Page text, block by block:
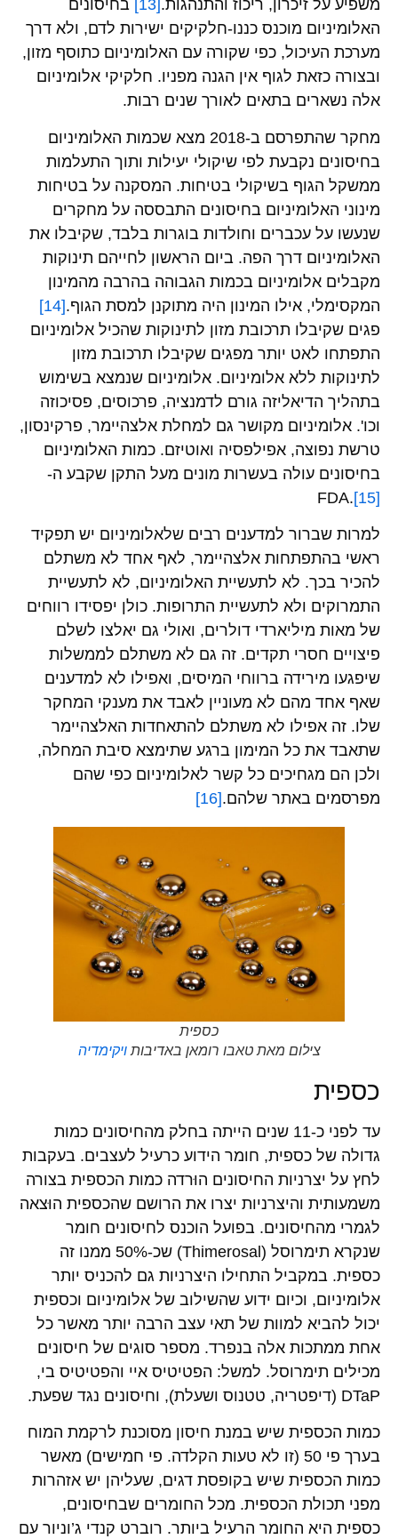
משפיע על זיכרון, ריכוז והתנהגות.
בחיסונים
האלומיניום מוכנס כננו-חלקיקים ישירות לדם, ולא דרך
מערכת העיכול, כפי שקורה עם האלומיניום כתוסף מזון,
ובצורה כזאת לגוף אין הגנה מפניו. חלקיקי אלומיניום
אלה נשארים בתאים לאורך שנים רבות.
מחקר שהתפרסם ב-2018 מצא שכמות האלומיניום
בחיסונים נקבעת לפי שיקולי יעילות ותוך התעלמות
ממשקל הגוף בשיקולי בטיחות. המסקנה על בטיחות
מינוני האלומיניום בחיסונים התבססה על מחקרים
שנעשו על עכברים וחולדות בוגרות בלבד, שקיבלו את
האלומיניום דרך הפה. ביום הראשון לחייהם תינוקות
מקבלים אלומיניום בכמות הגבוהה בהרבה מהמינון
המקסימלי, אילו המינון היה מתוקנן למסת הגוף.[14]
פגים שקיבלו תרכובת מזון לתינוקות שהכיל אלומיניום
התפתחו לאט יותר מפגים שקיבלו תרכובת מזון
לתינוקות ללא אלומיניום. אלומיניום שנמצא בשימוש
בתהליך הדיאליזה גורם לדמנציה, פרכוסים, פסיכוזה
וכו'. אלומיניום מקושר גם למחלת אלצהיימר, פרקינסון,
טרשת נפוצה, אפילפסיה ואוטיזם. כמות האלומיניום
בחיסונים עולה בעשרות מונים מעל התקן שקבע ה-
FDA.[15]
למרות שברור למדענים רבים שלאלומיניום יש תפקיד
ראשי בהתפתחות אלצהיימר, לאף אחד לא משתלם
להכיר בכך. לא לתעשיית האלומיניום, לא לתעשיית
התמרוקים ולא לתעשיית התרופות. כולן יפסידו רווחים
של מאות מיליארדי דולרים, ואולי גם יאלצו לשלם
פיצויים חסרי תקדים. זה גם לא משתלם לממשלות
שיפגעו מירידה ברווחי המיסים, ואפילו לא למדענים
שאף אחד מהם לא מעוניין לאבד את מענקי המחקר
שלו. זה אפילו לא משתלם להתאחדות האלצהיימר
שתאבד את כל המימון ברגע שתימצא סיבת המחלה,
ולכן הם מגחיכים כל קשר לאלומיניום כפי שהם
מפרסמים באתר שלהם.[16]
כספית
צילום מאת טאבו רומאן באדיבותויקימדיה
כספית
עד לפני כ-11 שנים הייתה בחלק מהחיסונים כמות
גדולה של כספית, חומר הידוע כרעיל לעצבים. בעקבות
לחץ על יצרניות החיסונים הוּרדה כמות הכספית בצורה
משמעותית והיצרניות יצרו את הרושם שהכספית הוּצאה
לגמרי מהחיסונים. בפועל הוכנס לחיסונים חומר
שנקרא תימרוסל (Thimerosal) שכ-50% ממנו זה
כספית. במקביל התחילו היצרניות גם להכניס יותר
אלומיניום, וכיום ידוע שהשילוב של אלומיניום וכספית
יכול להביא למוות של תאי עצב הרבה יותר מאשר כל
אחת ממתכות אלה בנפרד. מספר סוגים של חיסונים
מכילים תימרוסל. למשל: הפטיטיס איי והפטיטיס בי,
DTaP (דיפטריה, טטנוס ושעלת), וחיסונים נגד שפעת.
כמות הכספית שיש במנת חיסון מסוכנת לרקמת המוח
בערך פי 50 (זו לא טעות הקלדה. פי חמישים) מאשר
כמות הכספית שיש בקופסת דגים, שעליהן יש אזהרות
מפני תכולת הכספית. מכל החומרים שבחיסונים,
כספית היא החומר הרעיל ביותר. רוברט קנדי ג’וניור עם